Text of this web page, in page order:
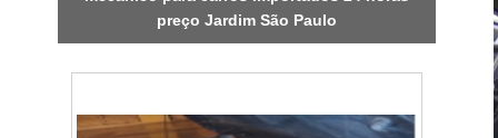
preço Jardim São Paulo